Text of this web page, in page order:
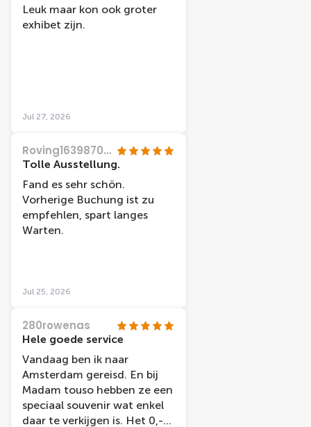
Leuk maar kon ook groter
exhibet zijn.
Jul 27, 2026
Roving16398702006
Tolle Ausstellung.
Fand es sehr schön.
Vorherige Buchung ist zu
empfehlen, spart langes
Warten.
Jul 25, 2026
280rowenas
Hele goede service
Vandaag ben ik naar
Amsterdam gereisd. En bij
Madam touso hebben ze een
speciaal souvenir wat enkel
daar te verkijgen is. Het 0,-